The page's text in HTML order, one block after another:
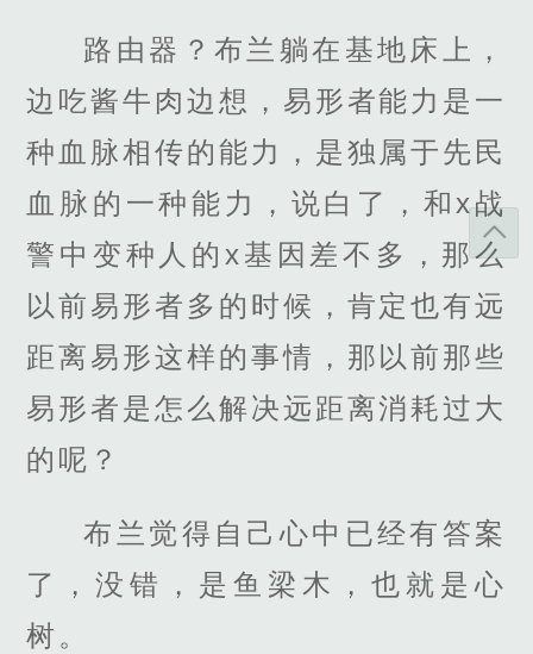
路由器？布兰躺在基地床上，
边吃酱牛肉边想，易形者能力是一
种血脉相传的能力，是独属于先民
血脉的一种能力，说白了，和x战
警中变种人的x基因差不多，那么
以前易形者多的时候，肯定也有远
距离易形这样的事情，那以前那些
易形者是怎么解决远距离消耗过大
的呢？
布兰觉得自己心中已经有答案
了，没错，是鱼梁木，也就是心
树。